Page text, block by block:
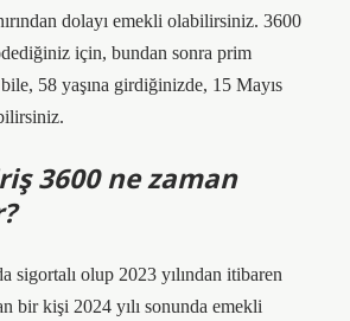
dolayı emekli olabilirsiniz. 3600
için, bundan sonra prim
58 yaşına girdiğinizde, 15 Mayıs
3600 ne zaman
sigortalı olup 2023 yılından itibaren
bir kişi 2024 yılı sonunda emekli